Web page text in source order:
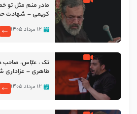
مادر منم مثل تو
کریمی – شهادت
۱۲ مرداد ۱۴۰۵
تک ، عبّاس،
طاهری – عزاداری شب
۱۲ مرداد ۱۴۰۵